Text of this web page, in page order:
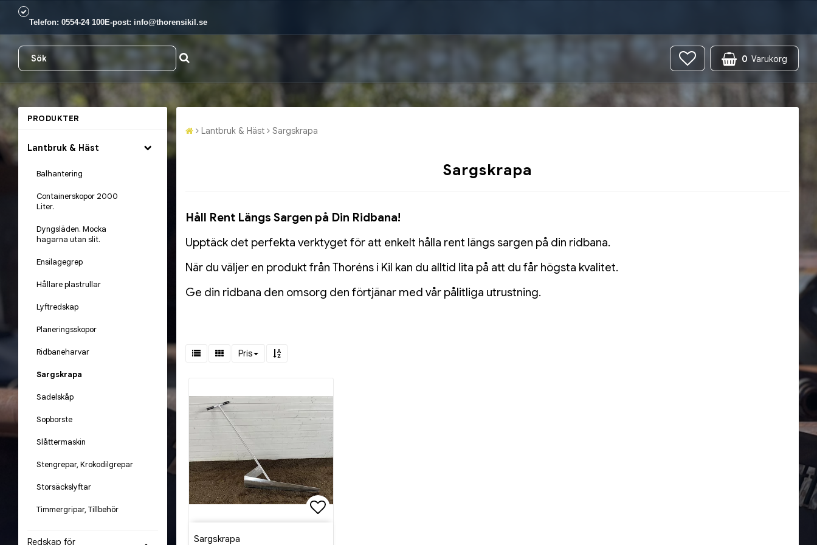
Telefon: 0554-24 100E-post: info@thorensikil.se
0 Varukorg
PRODUKTER
Lantbruk & Häst
Balhantering
Containerskopor 2000
Liter.
Dyngsläden. Mocka
hagarna utan slit.
Ensilagegrep
Hållare plastrullar
Lyftredskap
Planeringsskopor
Ridbaneharvar
Sargskrapa
Sadelskåp
Sopborste
Slåttermaskin
Stengrepar, Krokodilgrepar
Storsäckslyftar
Timmergripar, Tillbehör
Redskap för
Lantbruk & Häst Sargskrapa
Sargskrapa
Håll Rent Längs Sargen på Din Ridbana!
Upptäck det perfekta verktyget för att enkelt hålla rent längs sargen på din ridbana.
När du väljer en produkt från Thoréns i Kil kan du alltid lita på att du får högsta kvalitet.
Ge din ridbana den omsorg den förtjänar med vår pålitliga utrustning.
Pris
Sargskrapa